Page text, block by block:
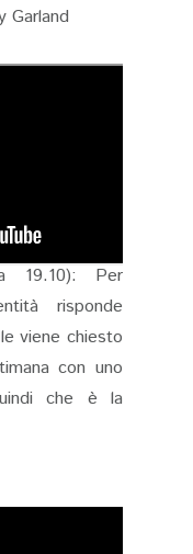
Garland
19.10): Per
risponde
viene chiesto
con uno
che è la